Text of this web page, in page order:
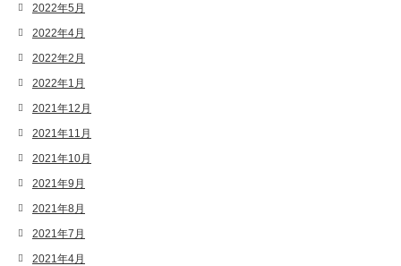
2022年5月
2022年4月
2022年2月
2022年1月
2021年12月
2021年11月
2021年10月
2021年9月
2021年8月
2021年7月
2021年4月